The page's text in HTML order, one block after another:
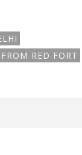
RED FORT